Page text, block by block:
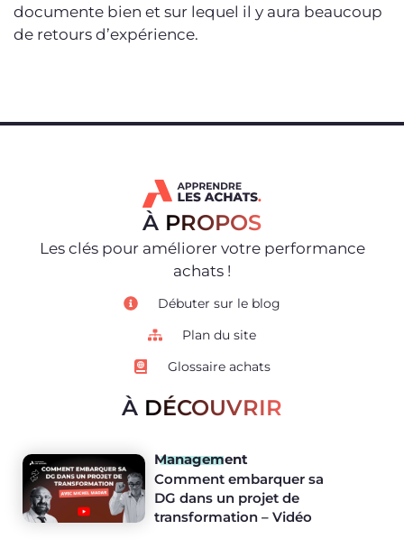
documente bien et sur lequel il y aura beaucoup
de retours d’expérience.
À PROPOS
Les clés pour améliorer votre performance
achats !
Débuter sur le blog
Plan du site
Glossaire achats
À DÉCOUVRIR
Management
Comment embarquer sa
DG dans un projet de
transformation – Vidéo